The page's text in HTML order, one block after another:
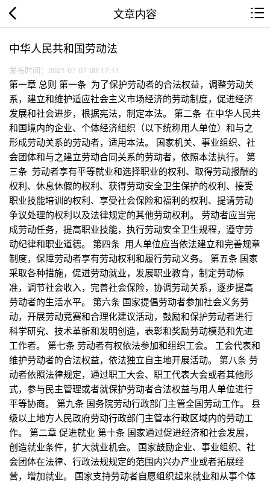
文章内容
中华人民共和国劳动法
发布时间：2021-07-07 00:17:11
第一章 总则 第一条 为了保护劳动者的合法权益，调整劳动关
系，建立和维护适应社会主义市场经济的劳动制度，促进经济
发展和社会进步，根据宪法，制定本法。 第二条 在中华人民共
和国境内的企业、个体经济组织（以下统称用人单位）和与之
形成劳动关系的劳动者，适用本法。 国家机关、事业组织、社
会团体和与之建立劳动合同关系的劳动者，依照本法执行。 第
三条 劳动者享有平等就业和选择职业的权利、取得劳动报酬的
权利、休息休假的权利、获得劳动安全卫生保护的权利、接受
职业技能培训的权利、享受社会保险和福利的权利、提请劳动
争议处理的权利以及法律规定的其他劳动权利。 劳动者应当完
成劳动任务，提高职业技能，执行劳动安全卫生规程，遵守劳
动纪律和职业道德。 第四条 用人单位应当依法建立和完善规章
制度，保障劳动者享有劳动权利和履行劳动义务。 第五条 国家
采取各种措施，促进劳动就业，发展职业教育，制定劳动标
准，调节社会收入，完善社会保险，协调劳动关系，逐步提高
劳动者的生活水平。 第六条 国家提倡劳动者参加社会义务劳
动，开展劳动竞赛和合理化建议活动，鼓励和保护劳动者进行
科学研究、技术革新和发明创造，表彰和奖励劳动模范和先进
工作者。 第七条 劳动者有权依法参加和组织工会。 工会代表和
维护劳动者的合法权益，依法独立自主地开展活动。 第八条 劳
动者依照法律规定，通过职工大会、职工代表大会或者其他形
式，参与民主管理或者就保护劳动者合法权益与用人单位进行
平等协商。 第九条 国务院劳动行政部门主管全国劳动工作。 县
级以上地方人民政府劳动行政部门主管本行政区域内的劳动工
作。 第二章 促进就业 第十条 国家通过促进经济和社会发展，
创造就业条件，扩大就业机会。 国家鼓励企业、事业组织、社
会团体在法律、行政法规规定的范围内兴办产业或者拓展经
营，增加就业。 国家支持劳动者自愿组织起来就业和从事个体